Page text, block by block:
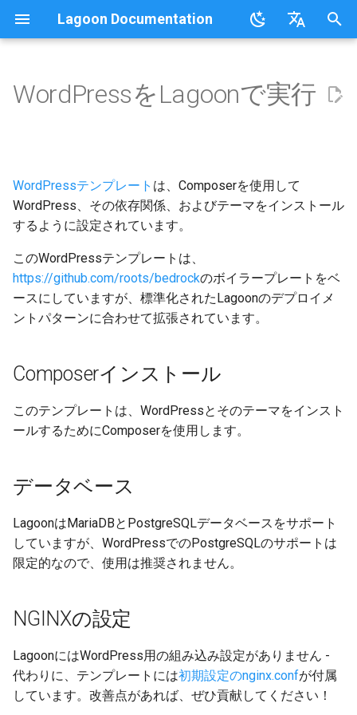
Lagoon Documentation
日本語
概要
docker-compose.yml
ビルドとデプロイプロセス
Lagoonの構成要素
ユーザー
プロジェクト
組織
概要
Storage Types
環境タイプ
環境変数
環境のアイドリング
ベースイメージ
ワークフロー
Commons
MongoDB
MySQL
Node.js
NGINX
PHP-CLI
PHP-FPM
PostgreSQL
RabbitMQ
Solr
Redis
Valkey
概要 概要
NGINX
Solr
ステップバイステップ -
DrupalをLagoonで実行する準
備
Drupalの初回デプロイ
Drush 9
PHPUnitとPhpStorm
自動更新
概要
Composerインストール
NGINXの設定
WP-CLI
概要
概要
概要
概要
概要
概要
新しいプロジェクトのセット
アップ
初回デプロイ
Lagoonビルドエラーと警告
本番環境への移行
概要
デプロイのトリガー
プライベートリポジトリ
SimpleSAML
プロジェクトのデフォルトユ
ーザーとSSHキー
Node.jsのグレースフルシャ
ットダウン
LagoonでのXdebugの設定
DeployTargetの設定
Retention Policies
UIの使用
GraphQL
SSH
GraphQL API
ロールベースのアクセス制御
(RBAC)
ログの理解
ロギング
要件
Harborのインストール
Lagoon Coreのインストール
Lagoon Remoteのインストー
ル
Lagoon CLIのインストール
GraphQLによるクエリ
Lagoonユーザーの作成
プロジェクトの追加
プロジェクトのデプロイ
グループの追加
Lagoonのロギング
Lagoonのバックアップ
ドキュメント
貢献
Lagoonの開発
テスト
APIデバッグ
行動規範
参加ガイドライン
FAQ
チュートリアル、ウェビナ
ー、ビデオ
Sail on Lagoon
Lagoon Sync
クライアントライブラリ
Policy
2.31.0
2.30.0
2.29.2
2.29.1
2.28.0
2.27.0
2.26.0
2.25.0
2.24.0
2.23.0
2.22.0
WordPressをLagoonで実行
WordPressテンプレート は、Composerを使用して
WordPress、その依存関係、およびテーマをインストール
するように設定されています。
このWordPressテンプレートは、
https://github.com/roots/bedrockのボイラープレートをベ
ースにしていますが、標準化されたLagoonのデプロイメ
ントパターンに合わせて拡張されています。
Composerインストール
このテンプレートは、WordPressとそのテーマをインスト
ールするためにComposerを使用します。
データベース
LagoonはMariaDBとPostgreSQLデータベースをサポート
していますが、WordPressでのPostgreSQLのサポートは
限定的なので、使用は推奨されません。
NGINXの設定
LagoonにはWordPress用の組み込み設定がありません -
代わりに、テンプレートには初期設定のnginx.confが付属
しています。改善点があれば、ぜひ貢献してください！